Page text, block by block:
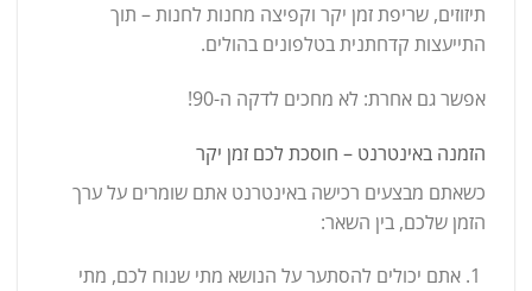
תיזוזים, שריפת זמן יקר וקפיצה מחנות לחנות – תוך
התייעצות קדחתנית בטלפונים בהולים.
אפשר גם אחרת: לא מחכים לדקה ה-90!
הזמנה באינטרנט – חוסכת לכם זמן יקר
כשאתם מבצעים רכישה באינטרנט אתם שומרים על ערך
הזמן שלכם, בין השאר:
אתם יכולים להסתער על הנושא מתי שנוח לכם, מתי